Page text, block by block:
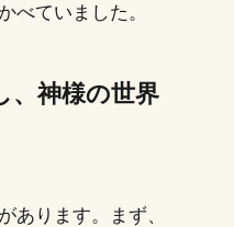
べていました。
、神様の世界
あります。まず、